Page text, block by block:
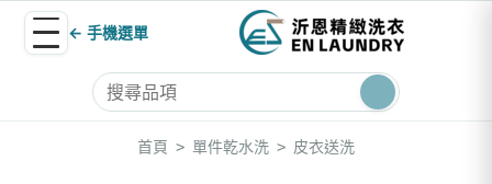
← 手機選單
首頁 > 單件乾水洗 > 皮衣送洗